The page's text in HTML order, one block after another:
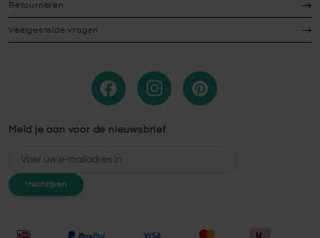
Retourneren
Veelgestelde vragen
Meld je aan voor de nieuwsbrief
E-mailadres
Inschrijven